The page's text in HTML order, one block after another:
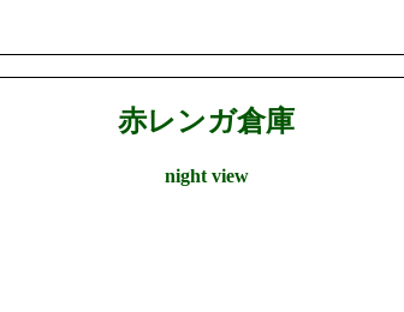
赤レンガ倉庫
night view